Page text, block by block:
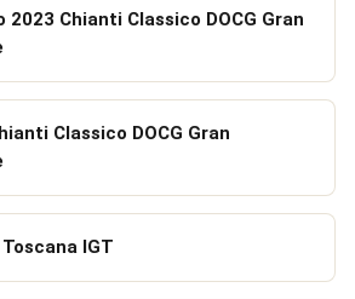
2023 Chianti Classico DOCG Gran
Classico DOCG Gran
IGT